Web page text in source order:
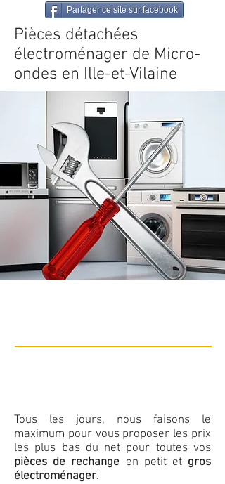
Partager ce site sur facebook
Pièces détachées
électroménager de Micro-
ondes en Ille-et-Vilaine
Tous les jours, nous faisons le
maximum pour vous proposer les prix
les plus bas du net pour toutes vos
pièces de rechange en petit et gros
électroménager.